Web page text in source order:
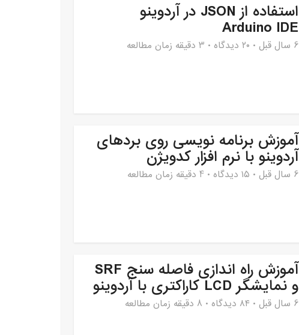
استفاده از JSON در آردوینو
Arduino IDE
6 سال قبل ۲۰ دیدگاه 3 دقیقه زمان مطالعه
آموزش برنامه نویسی روی بردهای
آردوینو با نرم افزار کدویژن
6 سال قبل ۱۵ دیدگاه 4 دقیقه زمان مطالعه
آموزش راه اندازی فاصله سنج SRF
و نمایشگر LCD کاراکتری با آردوینو
6 سال قبل ۸۴ دیدگاه 8 دقیقه زمان مطالعه